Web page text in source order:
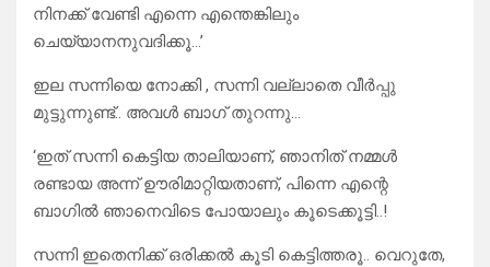
നിനക്ക് വേണ്ടി എന്നെ എന്തെങ്കിലും
ചെയ്യാനനുവദിക്കൂ…’
ഇല സന്നിയെ നോക്കി , സന്നി വല്ലാതെ വീർപ്പു
മുട്ടുന്നുണ്ട്.. അവൾ ബാഗ് തുറന്നു…
‘ഇത് സന്നി കെട്ടിയ താലിയാണ്, ഞാനിത് നമ്മൾ
രണ്ടായ അന്ന് ഊരിമാറ്റിയതാണ്, പിന്നെ എന്റെ
ബാഗിൽ ഞാനെവിടെ പോയാലും കൂടെക്കൂട്ടി‌..!
സന്നി ഇതെനിക്ക് ഒരിക്കൽ കൂടി കെട്ടിത്തരൂ‌.. വെറുതേ‌‌,